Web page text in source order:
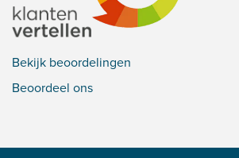
Bekijk beoordelingen
Beoordeel ons